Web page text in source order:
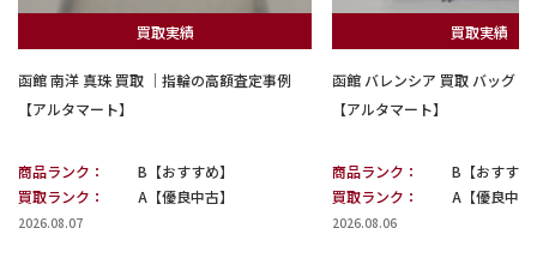
買取実績
函館 南洋 真珠 買取 ｜指輪の高額査定事例
【アルタマート】
商品ランク：
B【おすすめ】
買取ランク：
A【優良中古】
2026.08.07
買取実績
函館 バレンシア 買取 バッグ｜
【アルタマート】
商品ランク：
B【おすすめ
買取ランク：
A【優良中古
2026.08.06